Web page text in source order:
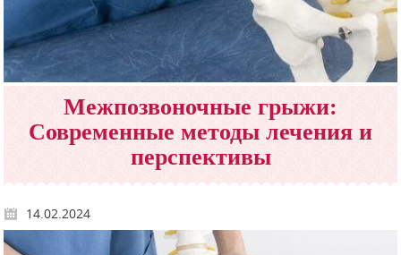
Межпозвоночные грыжи:
Современные методы лечения и
перспективы
14.02.2024